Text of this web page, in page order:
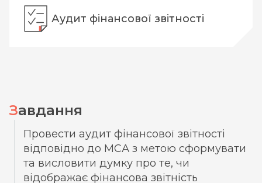
Аудит фінансової звітності
Завдання
Провести аудит фінансової звітності
відповідно до МСА з метою сформувати
та висловити думку про те, чи
відображає фінансова звітність